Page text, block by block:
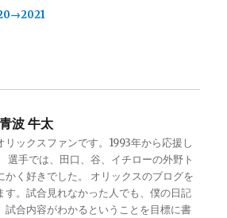
青波 牛太
リックスファンです。1993年から応援し
選手では、田口、谷、イチローの外野ト
かく好きでした。 オリックスのブログを
す。試合見れなかった人でも、僕の日記
試合内容がわかるということを目標に書